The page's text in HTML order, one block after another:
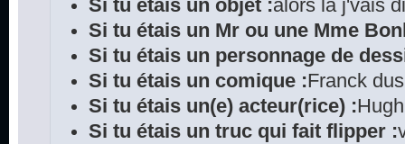
Si tu étais un objet :alors là j'vais
Si tu étais un Mr ou une Mme
Si tu étais un personnage de
Si tu étais un comique :Franck
Si tu étais un(e) acteur(rice) :
Si tu étais un truc qui fait flipper :